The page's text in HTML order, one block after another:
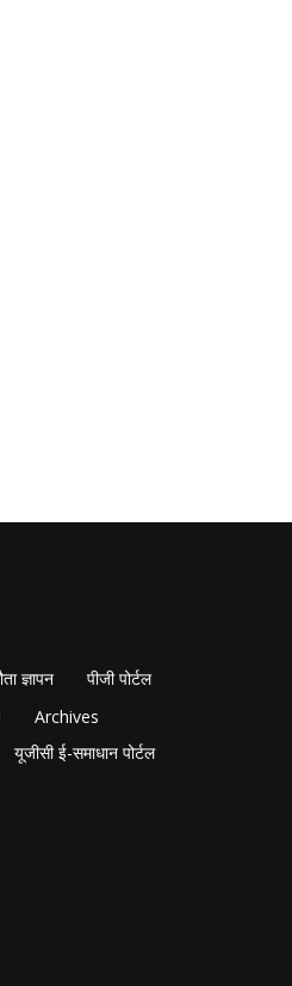
ज्ञापन
पीजी पोर्टल
Archives
यूजीसी ई-समाधान पोर्टल